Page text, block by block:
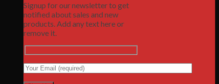
Signup for our newsletter to get
notified about sales and new
products. Add any text here or
remove it.